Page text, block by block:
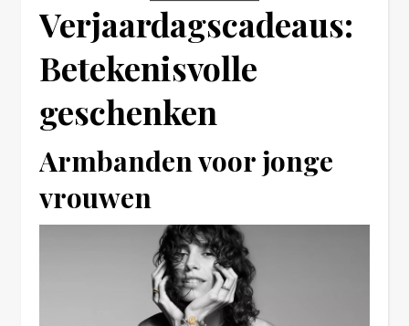
Verjaardagscadeaus:
Betekenisvolle
geschenken
Armbanden voor jonge
vrouwen